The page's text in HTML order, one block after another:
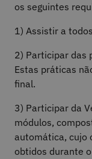
os seguintes
1) Assistir a
2) Participar das
Estas práticas
final.
3) Participar da
módulos,
automática, cujo
obtidos durante